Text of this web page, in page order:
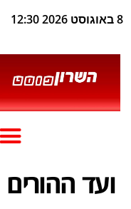
8 באוגוסט 2026 12:30
ועד ההורים